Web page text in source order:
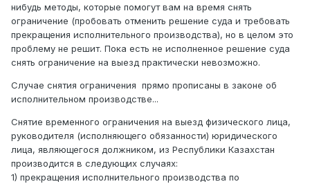
нибудь методы, которые помогут вам на время снять
ограничение (пробовать отменить решение суда и требовать
прекращения исполнительного производства), но в целом это
проблему не решит. Пока есть не исполненное решение суда
снять ограничение на выезд практически невозможно.
Случае снятия ограничения прямо прописаны в законе об
исполнительном производстве...
Снятие временного ограничения на выезд физического лица,
руководителя (исполняющего обязанности) юридического
лица, являющегося должником, из Республики Казахстан
производится в следующих случаях:
1) прекращения исполнительного производства по